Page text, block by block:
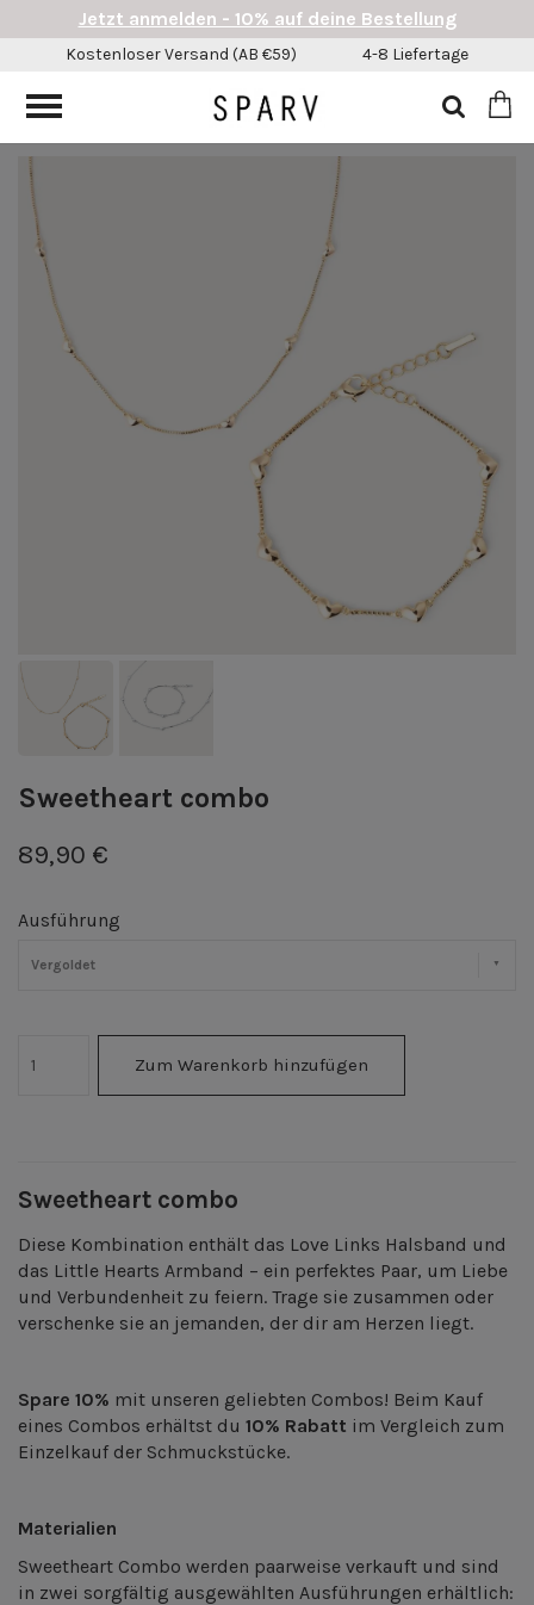
Sweetheart combo
89,90 €
Ausführung
Vergoldet
Zum Warenkorb hinzufügen
Sweetheart combo
Diese Kombination enthält das Love Links Halsband und
das Little Hearts Armband – ein perfektes Paar, um Liebe
und Verbundenheit zu feiern. Trage sie zusammen oder
verschenke sie an jemanden, der dir am Herzen liegt.
Spare 10% mit unseren geliebten Combos! Beim Kauf
eines Combos erhältst du 10% Rabatt im Vergleich zum
Einzelkauf der Schmuckstücke.
Materialien
Sweetheart Combo werden paarweise verkauft und sind
in zwei sorgfältig ausgewählten Ausführungen erhältlich:
Jetzt anmelden - 10% auf deine Bestellung
Kostenloser Versand (AB €59) 4-8 Liefertage